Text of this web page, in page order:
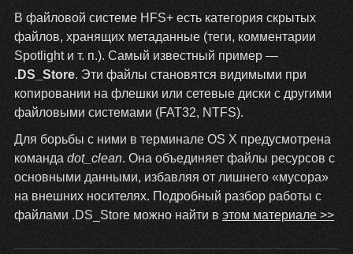
В файловой системе HFS+ есть категория скрытых
файлов, хранящих метаданные (теги, комментарии
Spotlight и т. п.). Самый известный пример —
.DS_Store. Эти файлы становятся видимыми при
копировании на флешки или сетевые диски с другими
файловыми системами (FAT32, NTFS).
Для борьбы с ними в терминале OS X предусмотрена
командаdot_clean. Она объединяет файлы ресурсов с
основными данными, избавляя от лишнего «мусора»
на внешних носителях. Подробный разбор работы с
файлами .DS_Store можно найти в этом материале >>